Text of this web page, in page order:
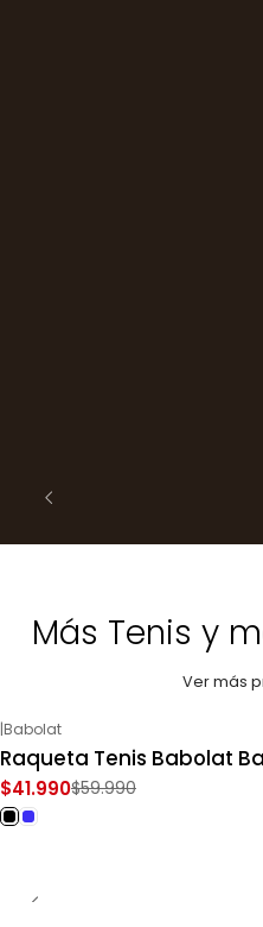
Más Tenis y
Ver más
-30%OFF
|Babolat
Raqueta Tenis Babolat
$41.990$59.990